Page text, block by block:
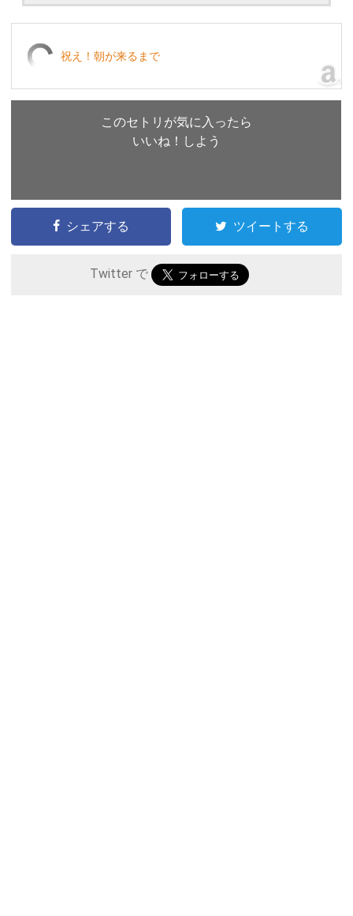
祝え！朝が来るまで
このセトリが気に入ったら
いいね！しよう
シェアする ツイートする
Twitter で